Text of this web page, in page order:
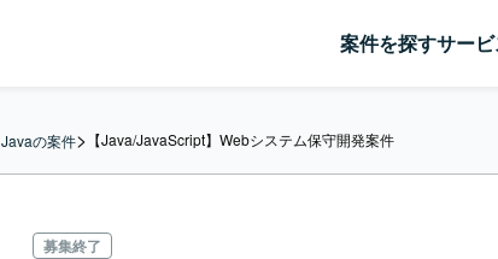
案件を探すサー
Javaの案件> 【Java/JavaScript】Webシステム保守開発案件
募集終了